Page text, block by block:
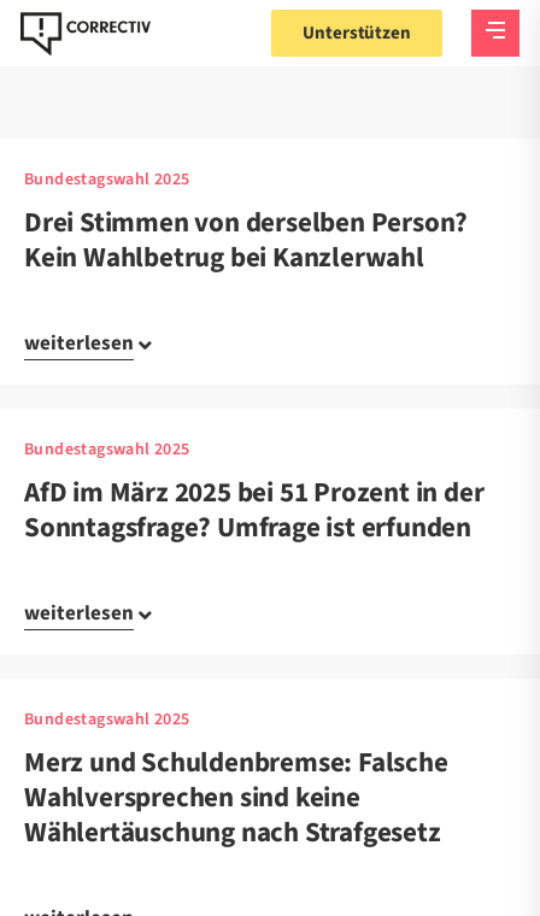
Unterstützen
Bundestagswahl 2025
Drei Stimmen von derselben Person?
Kein Wahlbetrug bei Kanzlerwahl
weiterlesen
Bundestagswahl 2025
AfD im März 2025 bei 51 Prozent in der
Sonntagsfrage? Umfrage ist erfunden
weiterlesen
Bundestagswahl 2025
Merz und Schuldenbremse: Falsche
Wahlversprechen sind keine
Wählertäuschung nach Strafgesetz